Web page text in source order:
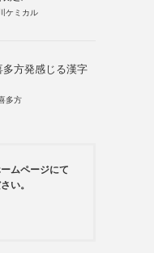
ケミカル
多方発感じる漢字
多方
ムページにて
い。